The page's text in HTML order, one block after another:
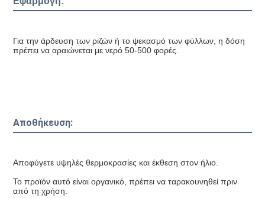
Για την άρδευση των ριζών ή το ψεκασμό των φύλλων, η δόση
πρέπει να αραιώνεται με νερό 50-500 φορές.
Αποθήκευση:
Αποφύγετε υψηλές θερμοκρασίες και έκθεση στον ήλιο.
Το προϊόν αυτό είναι οργανικό, πρέπει να ταρακουνηθεί πριν
από τη χρήση.